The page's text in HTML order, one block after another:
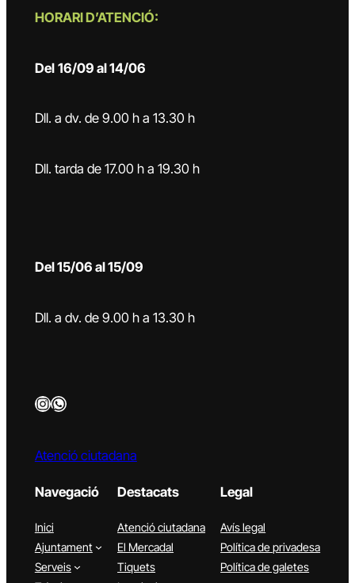
HORARI D’ATENCIÓ:
Del 16/09 al 14/06
Dll. a dv. de 9.00 h a 13.30 h
Dll. tarda de 17.00 h a 19.30 h
Del 15/06 al 15/09
Dll. a dv. de 9.00 h a 13.30 h
InstagramWhatsApp
Atenció ciutadana
Navegació
Inici
Ajuntament
Serveis
Destacats
Atenció ciutadana
El Mercadal
Tiquets
Legal
Avís legal
Política de privadesa
Política de galetes